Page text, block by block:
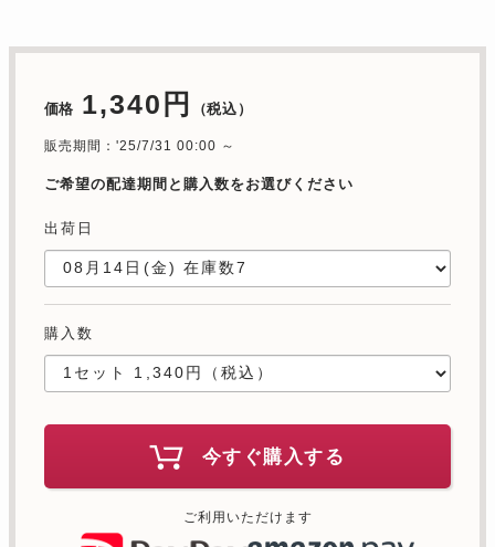
価格 1,340円 （税込）
販売期間：'25/7/31 00:00 ～
ご希望の配達期間と購入数をお選びください
出荷日
購入数
今すぐ購入する
ご利用いただけます